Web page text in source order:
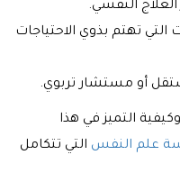
النفسي.
تهتم بذوي الاحتياجات
أو مستشار تربوي.
التميز في هذا
علم النفس التي تتكامل